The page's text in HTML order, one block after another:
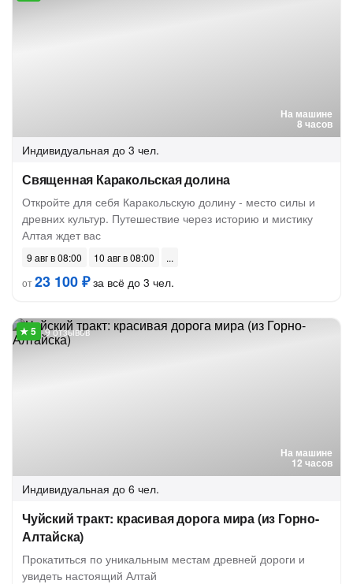
На машине
8 часов
Индивидуальная до 3 чел.
Священная Каракольская долина
Откройте для себя Каракольскую долину - место силы и
древних культур. Путешествие через историю и мистику
Алтая ждет вас
9 авг в 08:00
10 авг в 08:00
от23 100 ₽за всё до 3 чел.
На машине
12 часов
9 отзывов
Индивидуальная до 6 чел.
Чуйский тракт: красивая дорога мира (из Горно-
Алтайска)
Прокатиться по уникальным местам древней дороги и
увидеть настоящий Алтай